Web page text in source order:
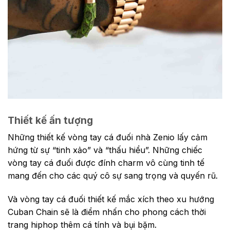
Thiết kế ấn tượng
Những thiết kế vòng tay cá đuối nhà Zenio lấy cảm
hứng từ sự “tinh xảo” và “thấu hiểu”. Những chiếc
vòng tay cá đuối được đính charm vô cùng tinh tế
mang đến cho các quý cô sự sang trọng và quyến rũ.
Và vòng tay cá đuối thiết kế mắc xích theo xu hướng
Cuban Chain sẽ là điểm nhấn cho phong cách thời
trang hiphop thêm cá tính và bụi bặm.